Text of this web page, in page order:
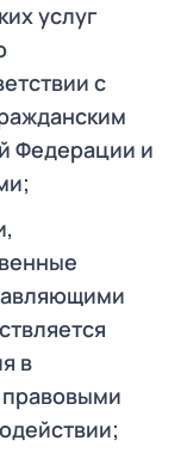
услуг
с
Федерации и
в